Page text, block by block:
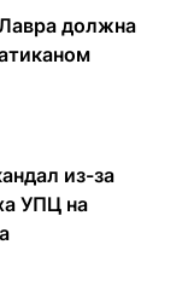
должна
из-за
УПЦ на